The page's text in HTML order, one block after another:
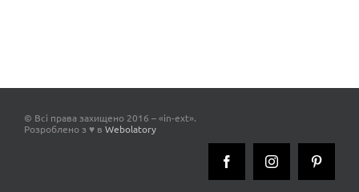
© Всі права захищено 2016 – «in-ext».
Розроблено з ♥ в Webolatory